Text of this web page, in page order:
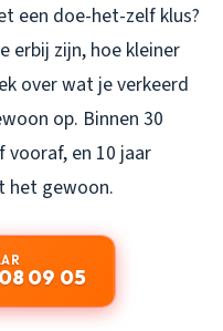
een doe-het-zelf klus?
erbij zijn, hoe kleiner
over wat je verkeerd
op. Binnen 30
en 10 jaar
het gewoon.
09 05